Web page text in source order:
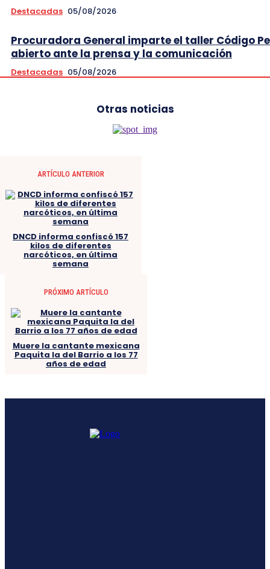
Destacadas 05/08/2026
Procuradora General imparte el taller Código
abierto ante la prensa y la comunicación
Destacadas 05/08/2026
Otras noticias
ARTÍCULO ANTERIOR
DNCD informa confiscó 157
kilos de diferentes
narcóticos, en última
semana
PRÓXIMO ARTÍCULO
Muere la cantante mexicana
Paquita la del Barrio a los 77
años de edad